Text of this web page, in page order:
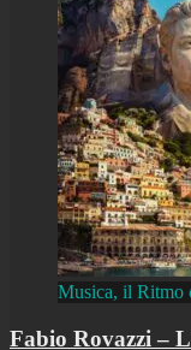
Musica, il Ritmo
Fabio Rovazzi –